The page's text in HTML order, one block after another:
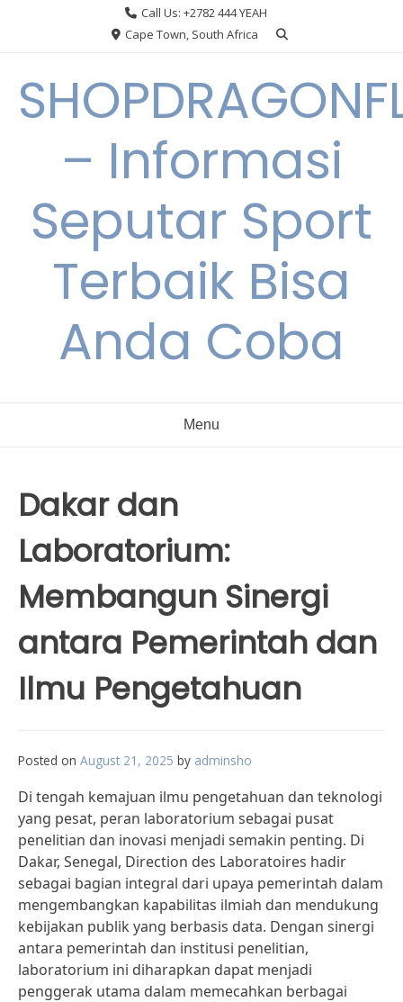
Call Us: +2782 444 YEAH
Cape Town, South Africa
– Informasi
Seputar Sport
Terbaik Bisa
Anda Coba
Menu
Dakar dan
Laboratorium:
Membangun Sinergi
antara Pemerintah dan
Ilmu Pengetahuan
Posted on August 21, 2025 by adminsho
Di tengah kemajuan ilmu pengetahuan dan teknologi
yang pesat, peran laboratorium sebagai pusat
penelitian dan inovasi menjadi semakin penting. Di
Dakar, Senegal, Direction des Laboratoires hadir
sebagai bagian integral dari upaya pemerintah dalam
mengembangkan kapabilitas ilmiah dan mendukung
kebijakan publik yang berbasis data. Dengan sinergi
antara pemerintah dan institusi penelitian,
laboratorium ini diharapkan dapat menjadi
penggerak utama dalam memecahkan berbagai